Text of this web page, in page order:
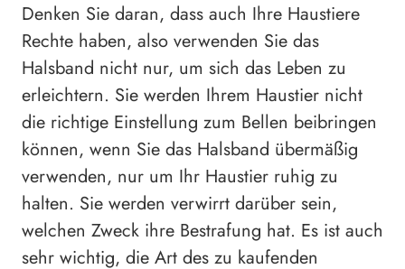
Denken Sie daran, dass auch Ihre Haustiere
Rechte haben, also verwenden Sie das
Halsband nicht nur, um sich das Leben zu
erleichtern. Sie werden Ihrem Haustier nicht
die richtige Einstellung zum Bellen beibringen
können, wenn Sie das Halsband übermäßig
verwenden, nur um Ihr Haustier ruhig zu
halten. Sie werden verwirrt darüber sein,
welchen Zweck ihre Bestrafung hat. Es ist auch
sehr wichtig, die Art des zu kaufenden